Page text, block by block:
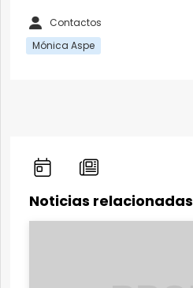
Contactos
Mónica Aspe
Noticias relacionadas